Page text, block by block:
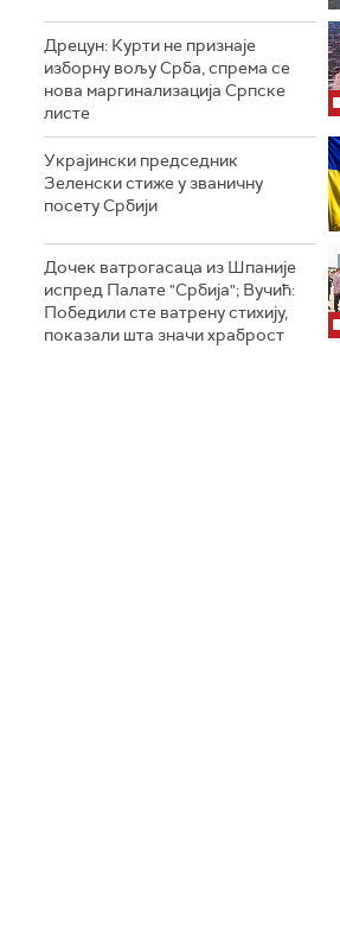
Дрецун: Курти не признаје
изборну вољу Срба, спрема се
нова маргинализација Српске
листе
Украјински председник
Зеленски стиже у званичну
посету Србији
Дочек ватрогасаца из Шпаније
испред Палате "Србија"; Вучић:
Победили сте ватрену стихију,
показали шта значи храброст